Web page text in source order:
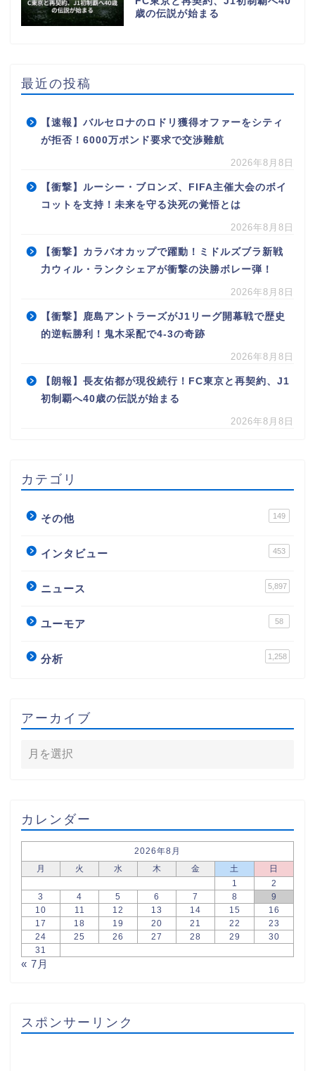
歳の伝説が始まる
最近の投稿
【速報】バルセロナのロドリ獲得オファーをシティ
が拒否！6000万ポンド要求で交渉難航
2026年8月8日
【衝撃】ルーシー・ブロンズ、FIFA主催大会のボイ
コットを支持！未来を守る決死の覚悟とは
2026年8月8日
【衝撃】カラバオカップで躍動！ミドルズブラ新戦
力ウィル・ランクシェアが衝撃の決勝ボレー弾！
2026年8月8日
【衝撃】鹿島アントラーズがJ1リーグ開幕戦で歴史
的逆転勝利！鬼木采配で4-3の奇跡
2026年8月8日
【朗報】長友佑都が現役続行！FC東京と再契約、J1
初制覇へ40歳の伝説が始まる
2026年8月8日
カテゴリ
その他 149
インタビュー 453
ニュース 5,897
ユーモア 58
分析 1,258
アーカイブ
カレンダー
2026年8月
月
火 水 木 金 土
日
1
2
3
4 5 6 7 8
9
10
11 12 13 14 15
16
17
18 19 20 21 22
23
24
25 26 27 28 29
30
31
« 7月
スポンサーリンク